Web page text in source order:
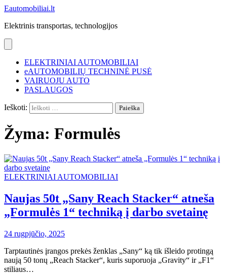
Eautomobiliai.lt
Elektrinis transportas, technologijos
ELEKTRINIAI AUTOMOBILIAI
eAUTOMOBILIŲ TECHNINĖ PUSĖ
VAIRUOJU AUTO
PASLAUGOS
Ieškoti:
Žyma: Formulės
ELEKTRINIAI AUTOMOBILIAI
Naujas 50t „Sany Reach Stacker“ atneša
„Formulės 1“ techniką į darbo svetainę
24 rugpjūčio, 2025
Tarptautinės įrangos prekės ženklas „Sany“ ką tik išleido protingą
naują 50 tonų „Reach Stacker“, kuris suporuoja „Gravity“ ir „F1“
stiliaus…